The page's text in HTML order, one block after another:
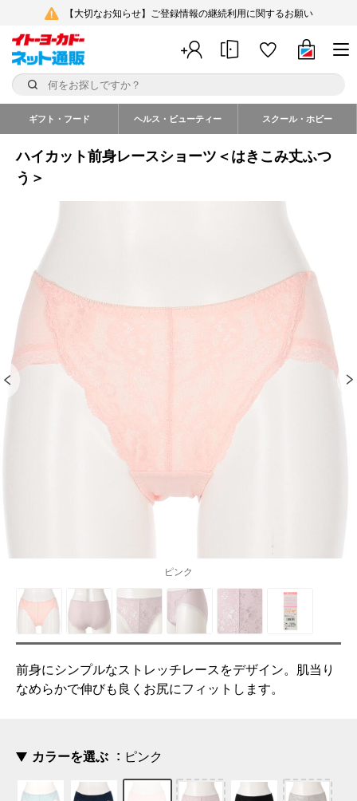
【大切なお知らせ】ご登録情報の継続利用に関するお願い
ギフト・フード ヘルス・ビューティー スクール・ホビー
ハイカット前身レースショーツ＜はきこみ丈ふつ
う＞
ピンク
前身にシンプルなストレッチレースをデザイン。肌当り
なめらかで伸びも良くお尻にフィットします。
カラーを選ぶ ピンク